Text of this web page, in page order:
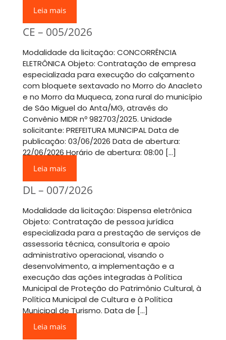
Leia mais
CE – 005/2026
Modalidade da licitação: CONCORRÊNCIA
ELETRÔNICA Objeto: Contratação de empresa
especializada para execução do calçamento
com bloquete sextavado no Morro do Anacleto
e no Morro da Muqueca, zona rural do município
de São Miguel do Anta/MG, através do
Convênio MIDR nº 982703/2025. Unidade
solicitante: PREFEITURA MUNICIPAL Data de
publicação: 03/06/2026 Data de abertura:
22/06/2026 Horário de abertura: 08:00 […]
Leia mais
DL – 007/2026
Modalidade da licitação: Dispensa eletrônica
Objeto: Contratação de pessoa jurídica
especializada para a prestação de serviços de
assessoria técnica, consultoria e apoio
administrativo operacional, visando o
desenvolvimento, a implementação e a
execução das ações integradas à Política
Municipal de Proteção do Patrimônio Cultural, à
Política Municipal de Cultura e à Política
Municipal de Turismo. Data de […]
Leia mais